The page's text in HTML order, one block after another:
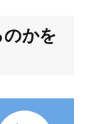
かを